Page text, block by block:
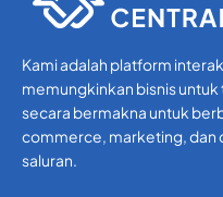
Kami adalah platform
memungkinkan bisnis
secara bermakna untuk
commerce, marketing, dan
saluran.